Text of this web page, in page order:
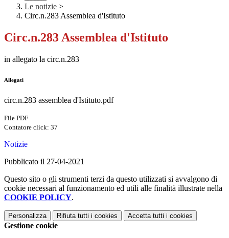
Le notizie >
Circ.n.283 Assemblea d'Istituto
Circ.n.283 Assemblea d'Istituto
in allegato la circ.n.283
Allegati
circ.n.283 assemblea d'Istituto.pdf
File PDF
Contatore click: 37
Notizie
Pubblicato il 27-04-2021
Questo sito o gli strumenti terzi da questo utilizzati si avvalgono di
cookie necessari al funzionamento ed utili alle finalità illustrate nella
COOKIE POLICY.
Personalizza Rifiuta tutti i cookies Accetta tutti i cookies
Gestione cookie